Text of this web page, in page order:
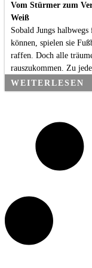
Vom Stürmer zum
Weiß
Sobald Jungs
können, spielen sie
raffen. Doch alle
rauszukommen. Zu
WEITERLESEN